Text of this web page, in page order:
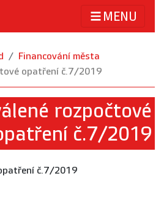
MENU
Financování města
opatření č.7/2019
rozpočtové
č.7/2019
č.7/2019